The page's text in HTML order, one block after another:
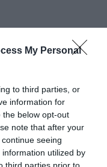
My Personal
to third parties, or
information for
the below opt-out
note that after your
seeing
utilized by
third parties prior to